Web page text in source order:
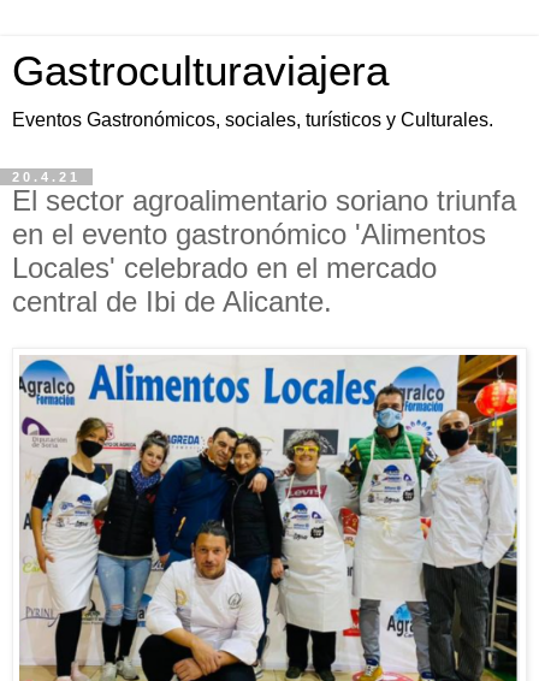
Gastroculturaviajera
Eventos Gastronómicos, sociales, turísticos y Culturales.
20.4.21
El sector agroalimentario soriano triunfa
en el evento gastronómico 'Alimentos
Locales' celebrado en el mercado
central de Ibi de Alicante.